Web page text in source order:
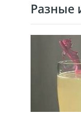
Разные